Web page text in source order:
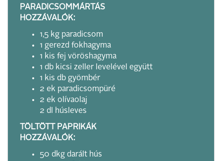
PARADICSOMMÁRTÁS
HOZZÁVALÓK:
1,5 kg paradicsom
1 gerezd fokhagyma
1 kis fej vöröshagyma
1 db kicsi zeller levelével együtt
1 kis db gyömbér
2 ek paradicsompüré
2 ek olívaolaj
2 dl húsleves
TÖLTÖTT PAPRIKÁK
HOZZÁVALÓK:
50 dkg darált hús